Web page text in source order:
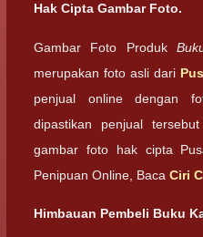
Hak Cipta Gambar Foto.
Gambar Foto Produk
merupakan foto asli dari
penjual online dengan
dipastikan penjual
gambar foto hak cipta
Penipuan Online, Baca Ciri
Himbauan Pembeli Buku